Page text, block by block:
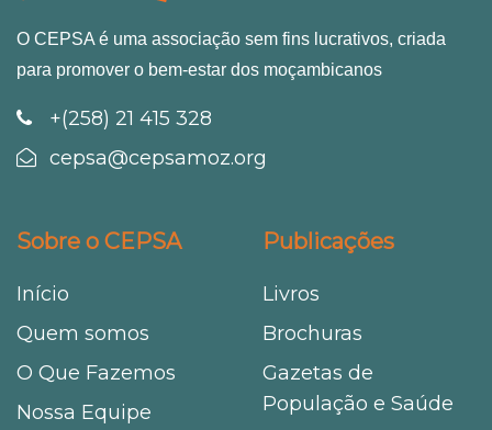
O CEPSA é uma associação sem fins lucrativos, criada
para promover o bem-estar dos moçambicanos
+(258) 21 415 328
cepsa@cepsamoz.org
Sobre o CEPSA
Início
Quem somos
O Que Fazemos
Nossa Equipe
Publicações
Livros
Brochuras
Gazetas de
População e Saúde